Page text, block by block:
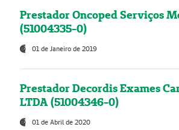
Prestador Oncoped Serviços
(51004335-0)
01 de Janeiro de 2019
Prestador Decordis Exames
LTDA (51004346-0)
01 de Abril de 2020